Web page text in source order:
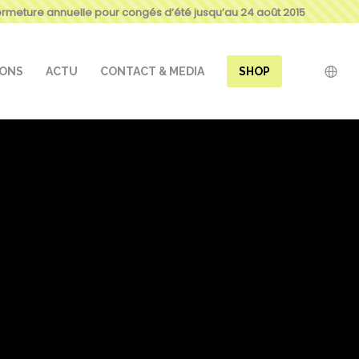
annuelle pour congés d’été jusqu’au 24 août 2015
ACTU CONTACT & MEDIA SHOP